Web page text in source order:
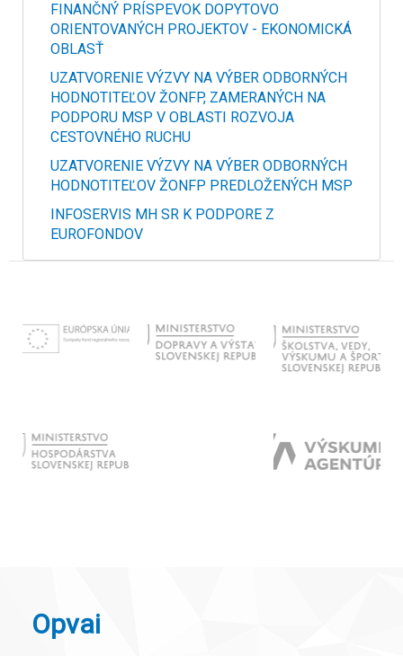
FINANČNÝ PRÍSPEVOK DOPYTOVO
ORIENTOVANÝCH PROJEKTOV - EKONOMICKÁ
OBLASŤ
UZATVORENIE VÝZVY NA VÝBER ODBORNÝCH
HODNOTITEĽOV ŽONFP, ZAMERANÝCH NA
PODPORU MSP V OBLASTI ROZVOJA
CESTOVNÉHO RUCHU
UZATVORENIE VÝZVY NA VÝBER ODBORNÝCH
HODNOTITEĽOV ŽONFP PREDLOŽENÝCH MSP
INFOSERVIS MH SR K PODPORE Z
EUROFONDOV
Opvai